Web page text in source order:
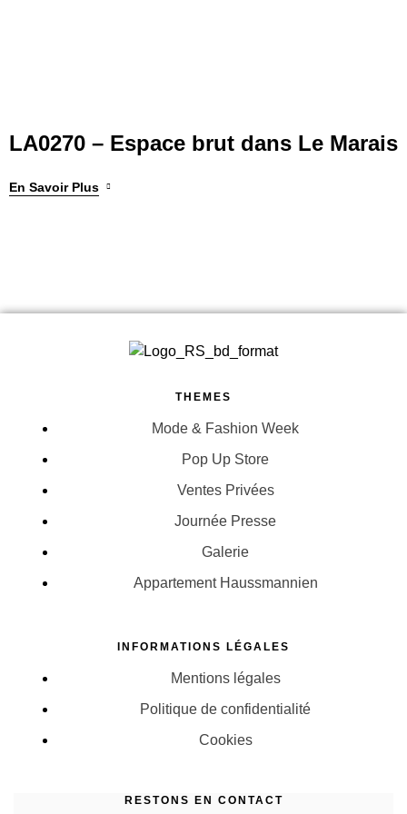
LA0270 – Espace brut dans Le Marais
En Savoir Plus
THEMES
Mode & Fashion Week
Pop Up Store
Ventes Privées
Journée Presse
Galerie
Appartement Haussmannien
INFORMATIONS LÉGALES
Mentions légales
Politique de confidentialité
Cookies
RESTONS EN CONTACT